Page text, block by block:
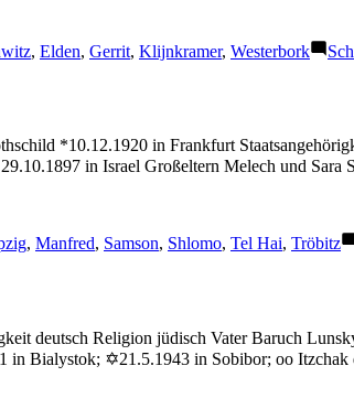
, Elden, Gerrit, Klijnkramer, Westerbork
*10.12.1920 in Frankfurt
in Israel Großeltern Melech und Sara
, Manfred, Samson, Shlomo, Tel Hai, Tröbitz
deutsch Religion jüdisch Vater Baruch
in Bialystok; ✡21.5.1943 in Sobibor; oo